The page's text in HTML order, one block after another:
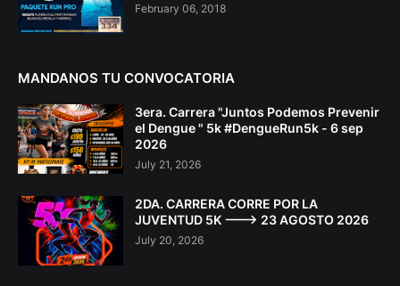
February 06, 2018
MANDANOS TU CONVOCATORIA
3era. Carrera "Juntos Podemos Prevenir
el Dengue " 5k #DengueRun5k - 6 sep
2026
July 21, 2026
2DA. CARRERA CORRE POR LA
JUVENTUD 5K ---> 23 AGOSTO 2026
July 20, 2026